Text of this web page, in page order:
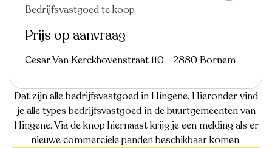
Bedrijfsvastgoed te koop
Prijs op aanvraag
Cesar Van Kerckhovenstraat 110 - 2880 Bornem
Dat zijn alle bedrijfsvastgoed in Hingene. Hieronder vind
je alle types bedrijfsvastgoed in de buurtgemeenten van
Hingene. Via de knop hiernaast krijg je een melding als er
nieuwe commerciële panden beschikbaar komen.